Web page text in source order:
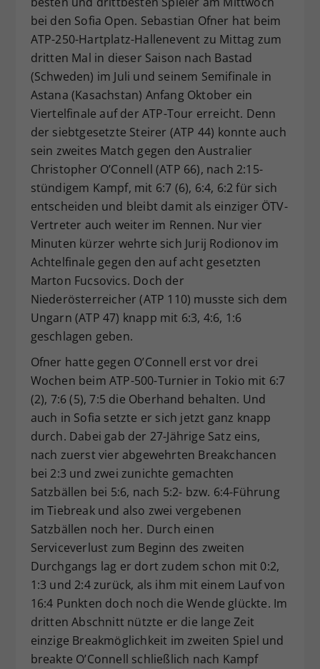
bei den Sofia Open. Sebastian Ofner hat beim
ATP-250-Hartplatz-Hallenevent zu Mittag zum
dritten Mal in dieser Saison nach Bastad
(Schweden) im Juli und seinem Semifinale in
Astana (Kasachstan) Anfang Oktober ein
Viertelfinale auf der ATP-Tour erreicht. Denn
der siebtgesetzte Steirer (ATP 44) konnte auch
sein zweites Match gegen den Australier
Christopher O’Connell (ATP 66), nach 2:15-
stündigem Kampf, mit 6:7 (6), 6:4, 6:2 für sich
entscheiden und bleibt damit als einziger ÖTV-
Vertreter auch weiter im Rennen. Nur vier
Minuten kürzer wehrte sich Jurij Rodionov im
Achtelfinale gegen den auf acht gesetzten
Marton Fucsovics. Doch der
Niederösterreicher (ATP 110) musste sich dem
Ungarn (ATP 47) knapp mit 6:3, 4:6, 1:6
geschlagen geben.
Ofner hatte gegen O’Connell erst vor drei
Wochen beim ATP-500-Turnier in Tokio mit 6:7
(2), 7:6 (5), 7:5 die Oberhand behalten. Und
auch in Sofia setzte er sich jetzt ganz knapp
durch. Dabei gab der 27-Jährige Satz eins,
nach zuerst vier abgewehrten Breakchancen
bei 2:3 und zwei zunichte gemachten
Satzbällen bei 5:6, nach 5:2- bzw. 6:4-Führung
im Tiebreak und also zwei vergebenen
Satzbällen noch her. Durch einen
Serviceverlust zum Beginn des zweiten
Durchgangs lag er dort zudem schon mit 0:2,
1:3 und 2:4 zurück, als ihm mit einem Lauf von
16:4 Punkten doch noch die Wende glückte. Im
dritten Abschnitt nützte er die lange Zeit
einzige Breakmöglichkeit im zweiten Spiel und
breakte O’Connell schließlich nach Kampf
Zweck
Dieser Wert speichert Ihre Consent-
Einstellungen. Unter anderem eine
zufällig generierte ID, für die
historische Speicherung Ihrer
vorgenommen Einstellungen, falls der
Webseiten-Betreiber dies eingestellt
hat.